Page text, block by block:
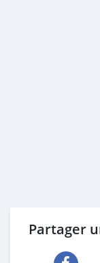
Partager